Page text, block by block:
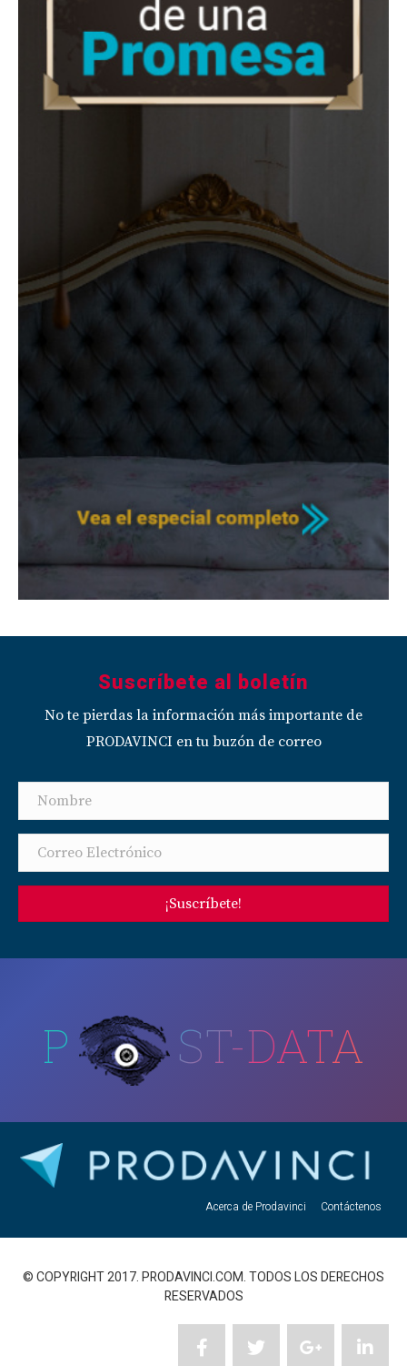
Suscríbete al boletín
No te pierdas la información más importante de
PRODAVINCI en tu buzón de correo
¡Suscríbete!
P ST-DATA
Acerca de Prodavinci Contáctenos
© COPYRIGHT 2017. PRODAVINCI.COM. TODOS LOS DERECHOS
RESERVADOS